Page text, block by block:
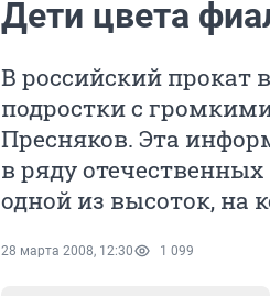
Дети цвета
В российский
подростки с
Пресняков. Эта
в ряду
одной из высоток, на
28 марта 2008, 12:30 1 099